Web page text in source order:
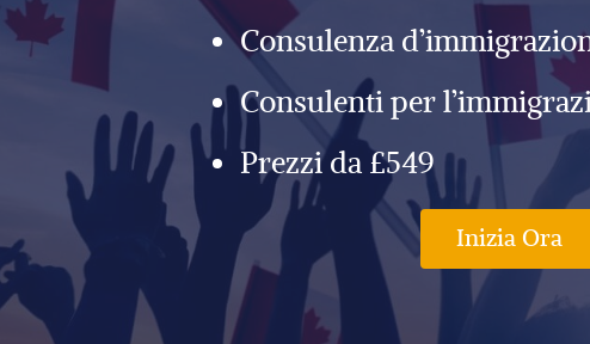
Consulenza
Consulenti per
Prezzi da £549
Inizia Ora